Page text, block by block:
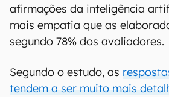
afirmações da inteligência
mais empatia que as
segundo 78% dos avaliadores.
Segundo o estudo, as
tendem a ser muito mais